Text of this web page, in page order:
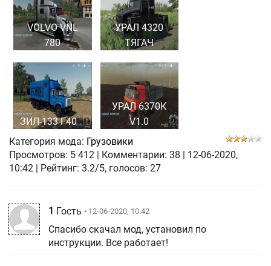
VOLVO VNL
780
УРАЛ 4320
ТЯГАЧ
ЗИЛ-133 Г40
УРАЛ 6370К
V1.0
Категория мода: Грузовики
Просмотров: 5 412 Комментарии: 38
12-06-2020,
10:42
| Рейтинг: 3.2/5, голосов: 27
1 Гость • 12-06-2020, 10:42
Спасибо скачал мод, установил по
инструкции. Все работает!